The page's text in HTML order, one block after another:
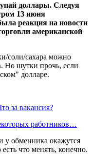
доллары. Следуя
13 июня
реакция на новости
американской
соли/сахара можно
Но шутки прочь, если
долларе.
за вакансия?
работников…
у обменника окажутся
что менять, конечно.